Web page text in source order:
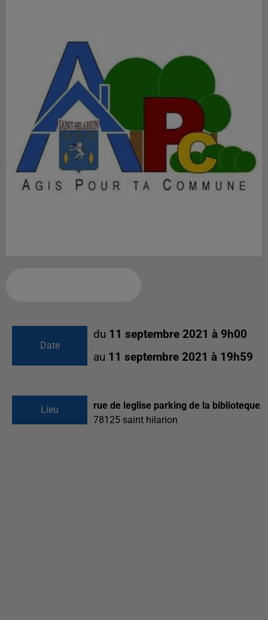
Date
du 11 septembre 2021 à 9h00
au 11 septembre 2021 à 19h59
Lieu
rue de leglise parking de la biblioteque
78125 saint hilarion